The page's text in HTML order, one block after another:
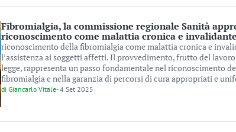
Fibromialgia, la commissione regionale Sanità
riconoscimento come malattia cronica e invalidante
riconoscimento della fibromialgia come malattia cronica e
l’assistenza ai soggetti affetti. Il provvedimento, frutto del
legge, rappresenta un passo fondamentale nel riconoscimento
fibromialgia e nella garanzia di percorsi di cura appropriati e
di Giancarlo Vitale-4 Set 2025